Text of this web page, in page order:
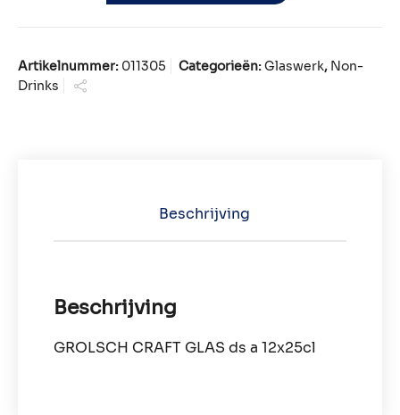
Artikelnummer: 011305 Categorieën:Glaswerk, Non-
Drinks
Beschrijving
Beschrijving
GROLSCH CRAFT GLAS ds a 12x25cl